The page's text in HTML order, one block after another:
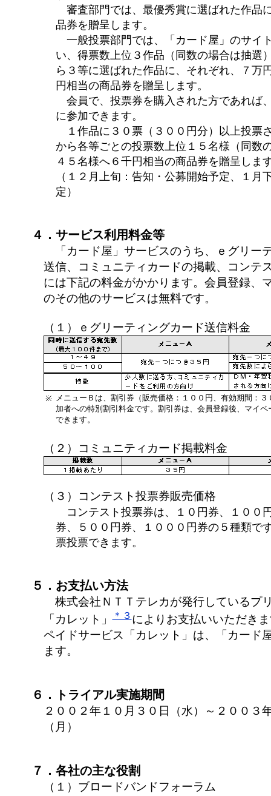
審査部門では、最優秀賞に選ばれた作品
品券を贈呈します。
一般投票部門では、「カード屋」のサイ
い、得票数上位３作品（同数の場合は抽選
ら３等に選ばれた作品に、それぞれ、７万
円相当の商品券を贈呈します。
会員で、投票券を購入された方であれば
に参加できます。
１作品に３０票（３００円分）以上投票
から各等ごとの投票数上位１５名様（同数
４５名様へ６千円相当の商品券を贈呈しま
（１２月上旬：告知・公募開始予定、１月
定）
４．サービス利用料金等
「カード屋」サービスのうち、ｅグリー
送信、コミュニティカードの掲載、コンテ
には下記の料金がかかります。会員登録、
のその他のサービスは無料です。
（１）ｅグリーティングカード送信料金
※ メニューＢは、割引券（販売価格：１００円、有効期間：
加者への特別割引料金です。割引券は、会員登録後、マイ
できます。
（２）コミュニティカード掲載料金
（３）コンテスト投票券販売価格
コンテスト投票券は、１０円券、１００
券、５００円券、１０００円券の５種類で
票投票できます。
５．お支払い方法
株式会社ＮＴＴテレカが発行しているプ
「カレット」 ＊３によりお支払いいただき
ペイドサービス「カレット」は、「カード
ます。
６．トライアル実施期間
２００２年１０月３０日（水）～２００３
（月）
７．各社の主な役割
（１）ブロードバンドフォーラム